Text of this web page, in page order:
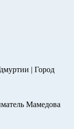
| Город
Мамедова